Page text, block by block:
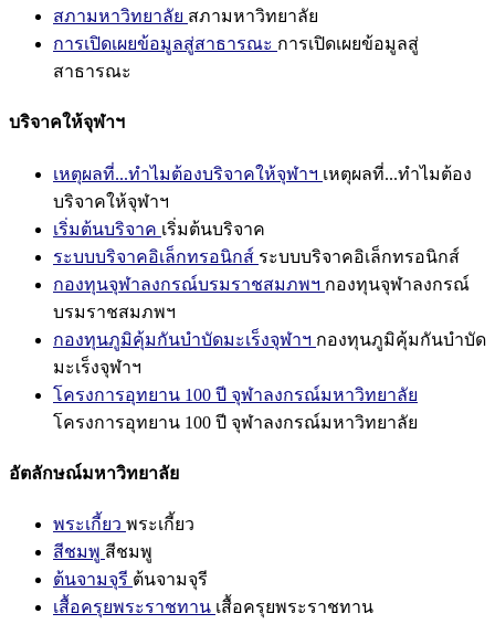
สภามหาวิทยาลัย สภามหาวิทยาลัย
การเปิดเผยข้อมูลสู่สาธารณะ การเปิดเผยข้อมูลสู่
สาธารณะ
บริจาคให้จุฬาฯ
เหตุผลที่...ทำไมต้องบริจาคให้จุฬาฯ เหตุผลที่...ทำไมต้อง
บริจาคให้จุฬาฯ
เริ่มต้นบริจาค เริ่มต้นบริจาค
ระบบบริจาคอิเล็กทรอนิกส์ ระบบบริจาคอิเล็กทรอนิกส์
กองทุนจุฬาลงกรณ์บรมราชสมภพฯ กองทุนจุฬาลงกรณ์
บรมราชสมภพฯ
กองทุนภูมิคุ้มกันบำบัดมะเร็งจุฬาฯ กองทุนภูมิคุ้มกันบำบัด
มะเร็งจุฬาฯ
โครงการอุทยาน 100 ปี จุฬาลงกรณ์มหาวิทยาลัย
โครงการอุทยาน 100 ปี จุฬาลงกรณ์มหาวิทยาลัย
อัตลักษณ์มหาวิทยาลัย
พระเกี้ยว พระเกี้ยว
สีชมพู สีชมพู
ต้นจามจุรี ต้นจามจุรี
เสื้อครุยพระราชทาน เสื้อครุยพระราชทาน